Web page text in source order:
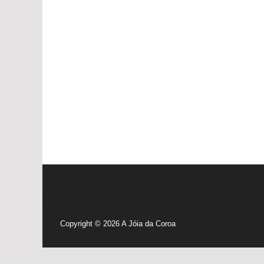
Copyright © 2026 A Jóia da Coroa